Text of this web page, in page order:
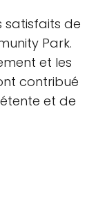
satisfaits de
Park.
et les
contribué
et de